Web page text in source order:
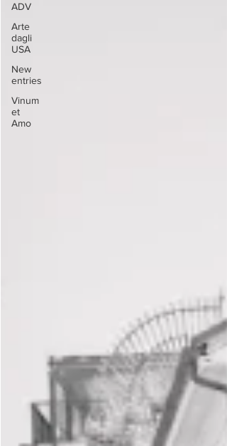
ADV
Arte
dagli
USA
New
entries
Vinum
et
Amo